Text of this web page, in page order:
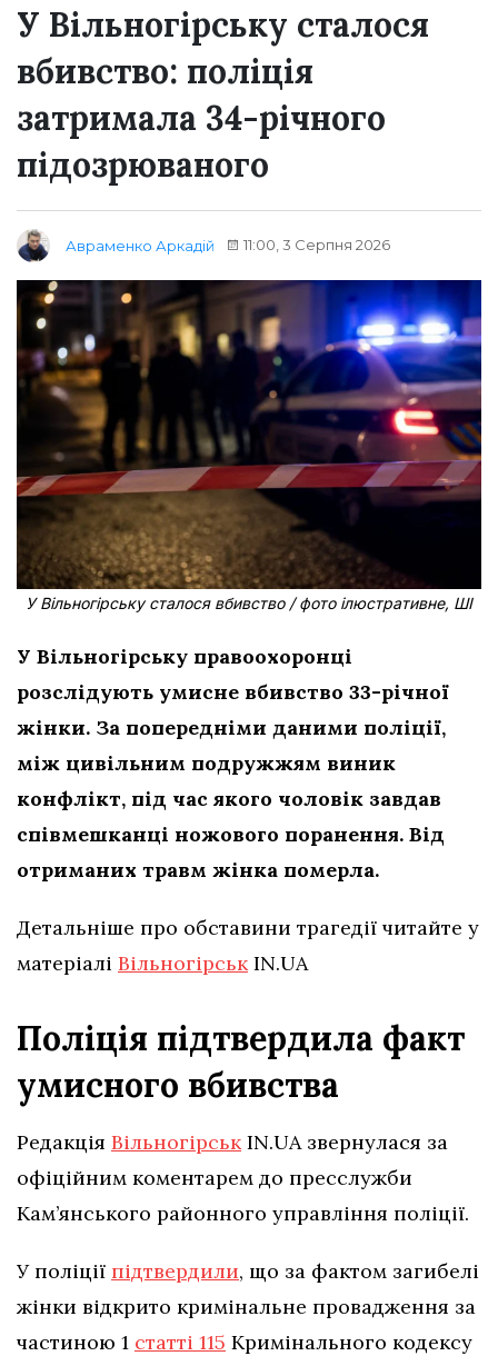
У Вільногірську сталося
вбивство: поліція
затримала 34-річного
підозрюваного
Авраменко Аркадій 11:00, 3 Серпня 2026
У Вільногірську сталося вбивство / фото ілюстративне, ШІ
У Вільногірську правоохоронці
розслідують умисне вбивство 33-річної
жінки. За попередніми даними поліції,
між цивільним подружжям виник
конфлікт, під час якого чоловік завдав
співмешканці ножового поранення. Від
отриманих травм жінка померла.
Детальніше про обставини трагедії читайте у
матеріалі ВільногірськIN.UA
Поліція підтвердила факт
умисного вбивства
Редакція ВільногірськIN.UA звернулася за
офіційним коментарем до пресслужби
Кам’янського районного управління поліції.
У поліції підтвердили, що за фактом загибелі
жінки відкрито кримінальне провадження за
частиною 1 статті 115 Кримінального кодексу